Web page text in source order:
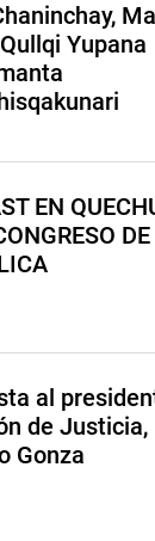
Yupana
EN
al
de Justicia,
Gonza